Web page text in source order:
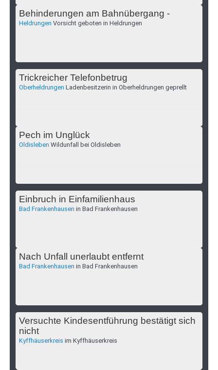
Behinderungen am Bahnübergang -
Heldrungen Vorsicht geboten in Heldrungen
Trickreicher Telefonbetrug
Oberheldrungen Ladenbesitzerin in Oberheldrungen geprellt
Pech im Unglück
Oldisleben Wildunfall bei Oldisleben
Einbruch in Einfamilienhaus
Bad Frankenhausen in Bad Frankenhausen
Nach Unfall unerlaubt entfernt
Bad Frankenhausen in Bad Frankenhausen
Versuchte Kindesentführung bestätigt sich
nicht
Kyffhäuserkreis im Kyffhäuserkreis